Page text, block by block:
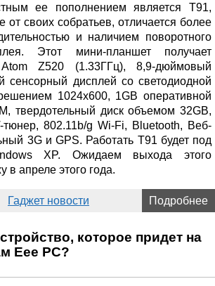
ее пополнением является T91,
от своих собратьев, отличается более
и наличием поворотного
Этот мини-планшет получает
Z520 (1.33ГГц), 8,9-дюймовый
сенсорный дисплей со светодиодной
1024x600, 1GB оперативной
твердотельный диск объемом 32GB,
802.11b/g Wi-Fi, Bluetooth, Веб-
3G и GPS. Работать T91 будет под
XP. Ожидаем выхода этого
в апреле этого года.
Гаджет новости Подробнее
которое придет на
Eee PC?